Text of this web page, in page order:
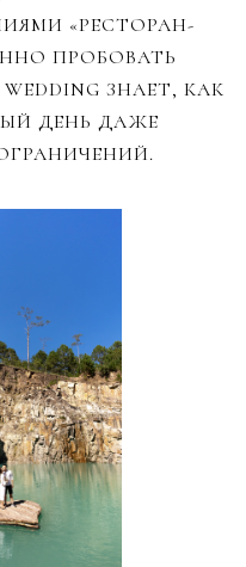
«РЕСТОРАН-
ПРОБОВАТЬ
ЗНАЕТ, КАК
ДЕНЬ ДАЖЕ